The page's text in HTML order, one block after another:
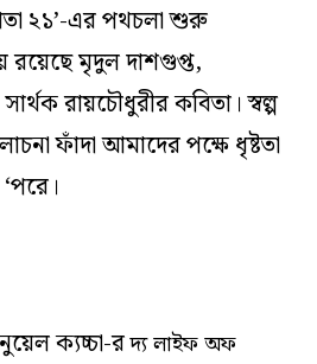
২১’-এর পথচলা শুরু
রয়েছে মৃদুল দাশগুপ্ত,
রায়চৌধুরীর কবিতা। স্বল্প
ফাঁদা আমাদের পক্ষে ধৃষ্টতা
ক্যচ্চা-রদ্য লাইফ অফ